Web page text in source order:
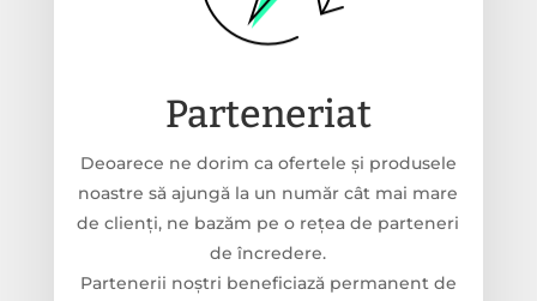
Parteneriat
Deoarece ne dorim ca ofertele şi produsele
noastre să ajungă la un număr cât mai mare
de clienți, ne bazăm pe o rețea de parteneri
de încredere.
Partenerii noștri beneficiază permanent de